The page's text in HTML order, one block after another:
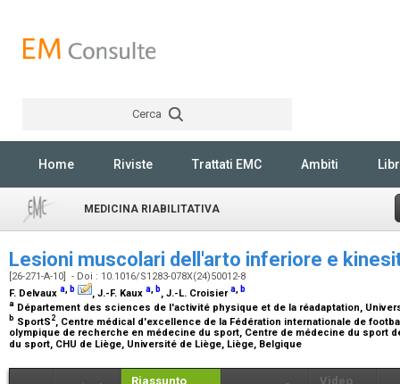
Cerca
Home Riviste Trattati EMC Ambiti
MEDICINA RIABILITATIVA
Lesioni muscolari dell'arto inferiore e
[26-271-A-10] - Doi : 10.1016/S1283-078X(24)50012-8
F. Delvaux a, b , J.-F. Kaux a, b, J.-L. Croisiera, b
a Département des sciences de l'activité physique et de la réadaptation,
b SportS 2
, Centre médical d'excellence de la Fédération internationale de
olympique de recherche en médecine du sport, Centre de médecine du sport
du sport, CHU de Liège, Université de Liège, Liège, Belgique
Riassunto
Video